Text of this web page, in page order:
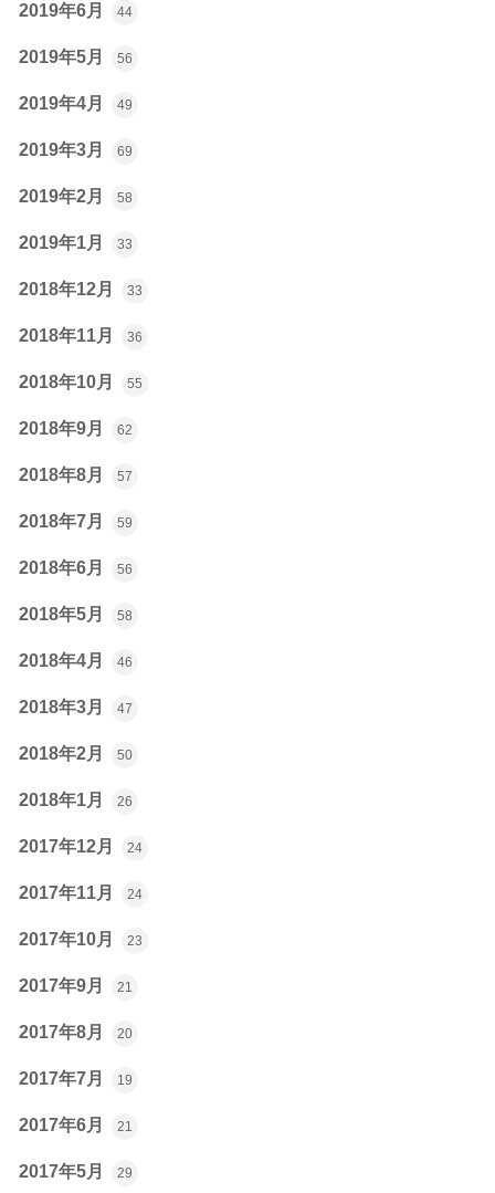
2019年6月 44
2019年5月 56
2019年4月 49
2019年3月 69
2019年2月 58
2019年1月 33
2018年12月 33
2018年11月 36
2018年10月 55
2018年9月 62
2018年8月 57
2018年7月 59
2018年6月 56
2018年5月 58
2018年4月 46
2018年3月 47
2018年2月 50
2018年1月 26
2017年12月 24
2017年11月 24
2017年10月 23
2017年9月 21
2017年8月 20
2017年7月 19
2017年6月 21
2017年5月 29